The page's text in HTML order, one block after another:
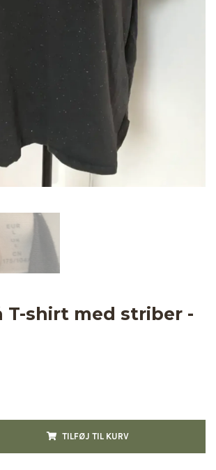
T-shirt med striber -
TILFØJ TIL KURV